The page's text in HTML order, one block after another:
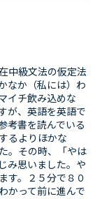
中級文法の仮定法
なか（私には）わ
イチ飲み込めな
が、英語を英語で
考書を読んでいる
るよりほかな
。その時、「やは
み思いました。や
す。２５分で８０
かって前に進んで